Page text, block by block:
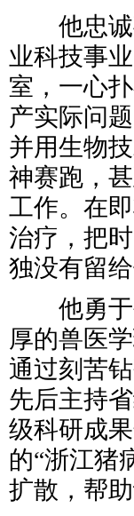
他忠诚
业科技事
室，一心
产实际问
并用生物
神赛跑，
工作。在
治疗，把
独没有留给
他勇于
厚的兽医
通过刻苦
先后主持
级科研成
的“浙江猪
扩散，帮